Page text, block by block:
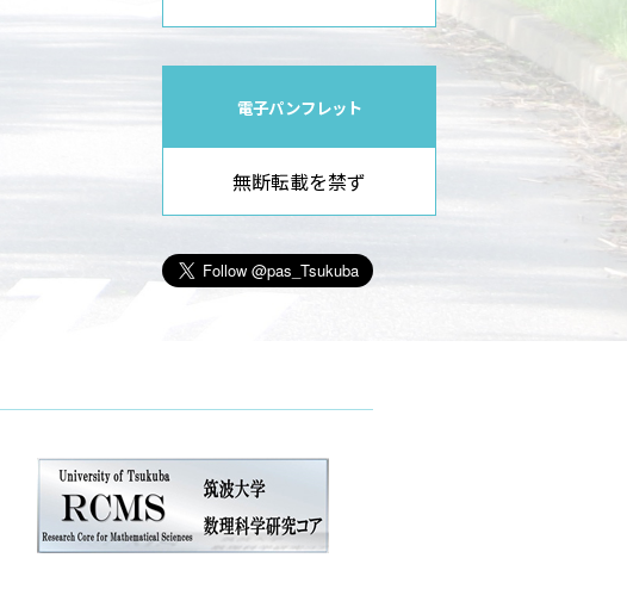
電子パンフレット
無断転載を禁ず